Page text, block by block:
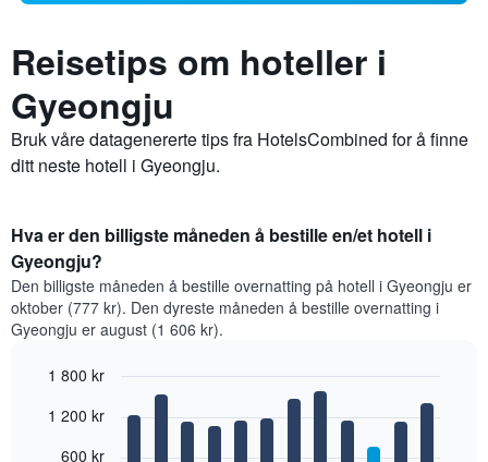
Reisetips om hoteller i
Gyeongju
Bruk våre datagenererte tips fra HotelsCombined for å finne
ditt neste hotell i Gyeongju.
Hva er den billigste måneden å bestille en/et hotell i
Gyeongju?
Den billigste måneden å bestille overnatting på hotell i Gyeongju er
oktober (777 kr). Den dyreste måneden å bestille overnatting i
Gyeongju er august (1 606 kr).
chart
graphic.
600 kr
1 200 kr
1 800 kr